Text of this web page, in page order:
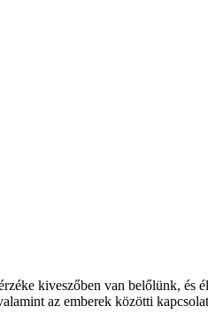
kiveszőben van belőlünk, és
az emberek közötti